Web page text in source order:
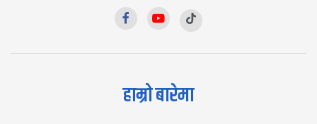
हाम्रो बारेमा